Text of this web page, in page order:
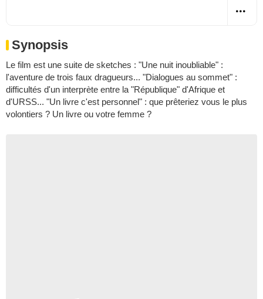
Synopsis
Le film est une suite de sketches : "Une nuit inoubliable" :
l'aventure de trois faux dragueurs... "Dialogues au sommet" :
difficultés d'un interprète entre la "République" d'Afrique et
d'URSS... "Un livre c'est personnel" : que prêteriez vous le plus
volontiers ? Un livre ou votre femme ?